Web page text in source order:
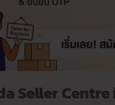
Seller